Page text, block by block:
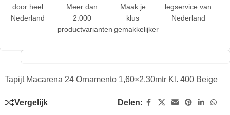
door heel
Nederland
Meer dan
2.000
productvarianten
Maak je
klus
gemakkelijker
legservice van
Nederland
Tapijt Macarena 24 Ornamento 1,60×2,30mtr Kl. 400 Beige
Vergelijk Delen: